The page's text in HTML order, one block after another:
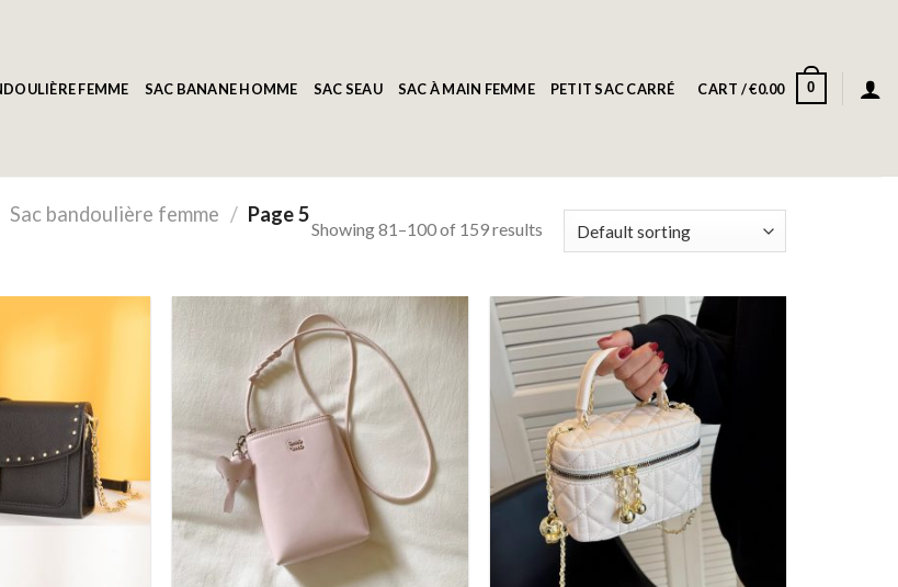
FEMME SAC BANANE HOMME SAC SEAU SAC À MAIN FEMME PETIT SAC CARRÉ CART /€0.00 0
Sac bandoulière femme / Page 5
Showing 81–100 of 159 results